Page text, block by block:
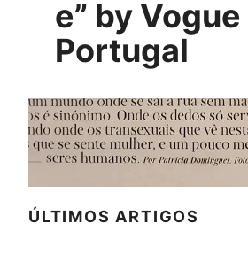
e” by Vogue
Portugal
ÚLTIMOS ARTIGOS